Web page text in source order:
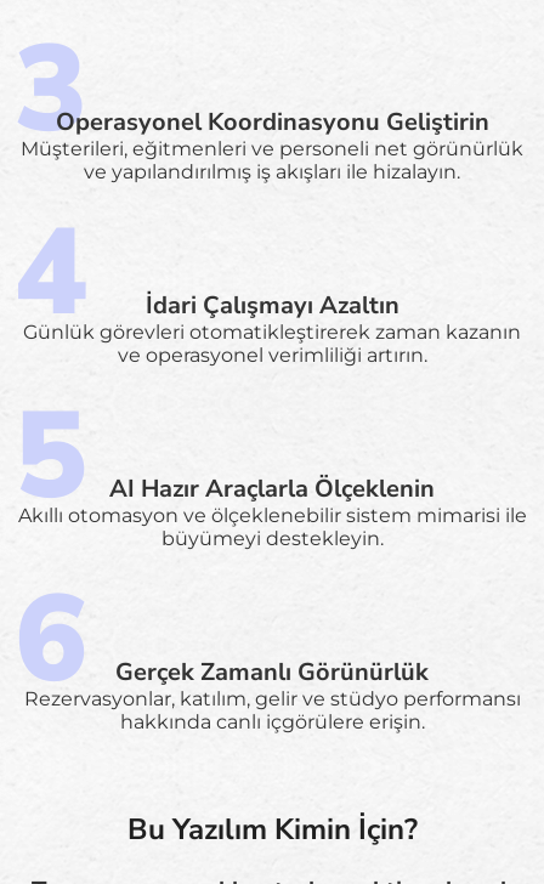
Operasyonel Koordinasyonu Geliştirin
Müşterileri, eğitmenleri ve personeli net görünürlük
ve yapılandırılmış iş akışları ile hizalayın.
İdari Çalışmayı Azaltın
Günlük görevleri otomatikleştirerek zaman kazanın
ve operasyonel verimliliği artırın.
AI Hazır Araçlarla Ölçeklenin
Akıllı otomasyon ve ölçeklenebilir sistem mimarisi ile
büyümeyi destekleyin.
Gerçek Zamanlı Görünürlük
Rezervasyonlar, katılım, gelir ve stüdyo performansı
hakkında canlı içgörülere erişin.
Bu Yazılım Kimin İçin?